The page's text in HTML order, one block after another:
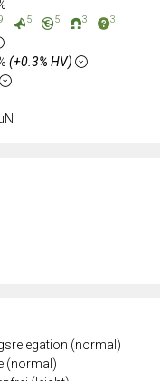
(normal)
(normal)
5 5 3 3
(+0.3% HV)